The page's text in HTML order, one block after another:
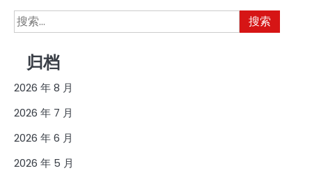
搜
索：
归档
2026 年 8 月
2026 年 7 月
2026 年 6 月
2026 年 5 月